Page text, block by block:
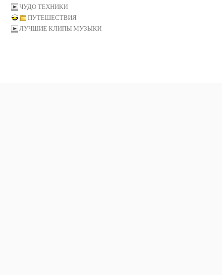
ЧУДО ТЕХНИКИ
ПУТЕШЕСТВИЯ
ЛУЧШИЕ КЛИПЫ МУЗЫКИ